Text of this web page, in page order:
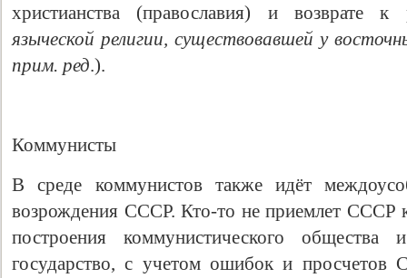
христианства (православия) и возврате
языческой религии, существовавшей у
прим. ред.).
Коммунисты
В среде коммунистов также идёт
возрождения СССР. Кто-то не приемлет СССР
построения коммунистического общества
государство, с учетом ошибок и